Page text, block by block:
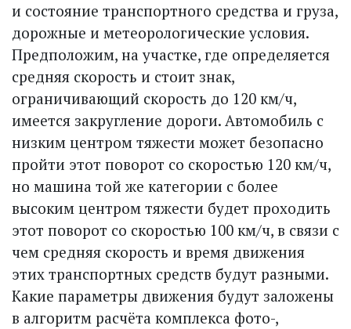
и состояние транспортного средства и груза,
дорожные и метеорологические условия.
Предположим, на участке, где определяется
средняя скорость и стоит знак,
ограничивающий скорость до 120 км/ч,
имеется закругление дороги. Автомобиль с
низким цент­ром тяжести может безопас­но
пройти этот поворот со скоростью 120 км/ч,
но машина той же категории с более
высоким центром тяжести будет проходить
этот поворот со скоростью 100 км/ч, в связи с
чем средняя скорость и время движения
этих транспортных средств будут разными.
Какие парамет­ры движения будут заложены
в алгоритм расчёта комплекса фото-,